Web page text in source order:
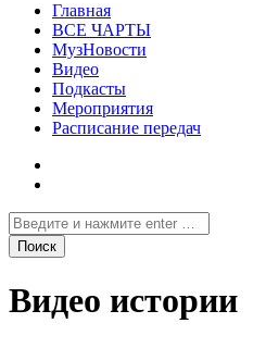
Главная
ВСЕ ЧАРТЫ
МузНовости
Видео
Подкасты
Мероприятия
Расписание передач
Видео истории